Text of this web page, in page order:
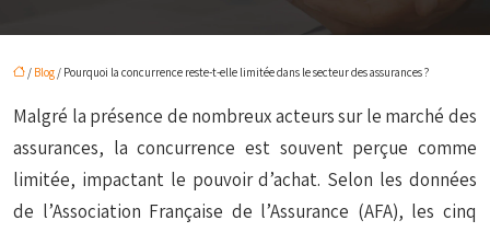
/ Blog / Pourquoi la concurrence reste-t-elle limitée dans le secteur des assurances ?
Malgré la présence de nombreux acteurs sur le marché des
assurances, la concurrence est souvent perçue comme
limitée, impactant le pouvoir d’achat. Selon les données
de l’Association Française de l’Assurance (AFA), les cinq